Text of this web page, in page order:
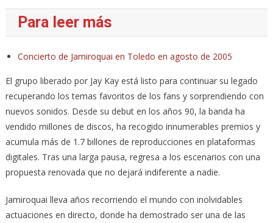
Para leer más
Concierto de Jamiroquai en Toledo en agosto de 2005
El grupo liberado por Jay Kay está listo para continuar su legado
recuperando los temas favoritos de los fans y sorprendiendo con
nuevos sonidos. Desde su debut en los años 90, la banda ha
vendido millones de discos, ha recogido innumerables premios y
acumula más de 1.7 billones de reproducciones en plataformas
digitales. Tras una larga pausa, regresa a los escenarios con una
propuesta renovada que no dejará indiferente a nadie.
Jamiroquai lleva años recorriendo el mundo con inolvidables
actuaciones en directo, donde ha demostrado ser una de las